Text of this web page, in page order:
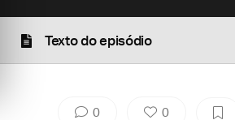
Texto do episódio
0 0